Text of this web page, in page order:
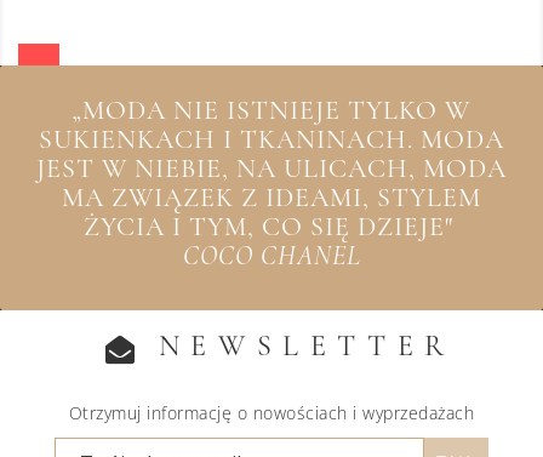
„MODA NIE ISTNIEJE TYLKO W
SUKIENKACH I TKANINACH. MODA
JEST W NIEBIE, NA ULICACH, MODA
MA ZWIĄZEK Z IDEAMI, STYLEM
ŻYCIA I TYM, CO SIĘ DZIEJE"
COCO CHANEL
NEWSLETTER
Otrzymuj informację o nowościach i wyprzedażach